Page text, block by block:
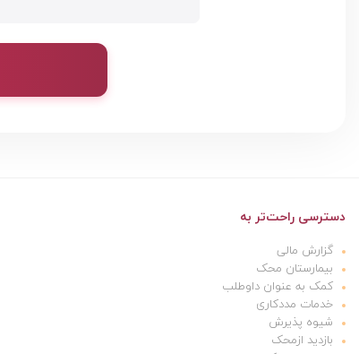
دسترسی راحت‌تر به
گزارش مالی
بیمارستان محک
کمک به عنوان داوطلب
خدمات مددکاری
شیوه پذیرش
بازدید ازمحک